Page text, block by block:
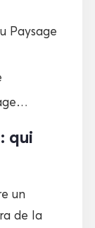
Paysage
qui
un
de la